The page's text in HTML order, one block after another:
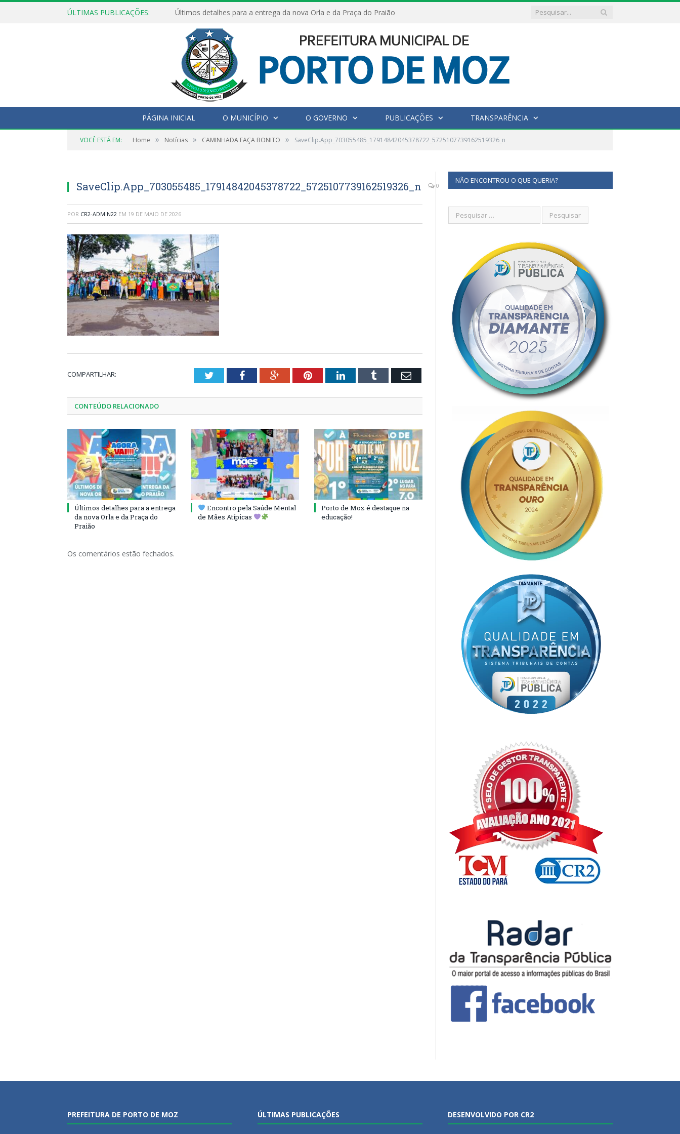
ÚLTIMAS PUBLICAÇÕES: Últimos detalhes para a entrega da nova Orla e da Praça do Praião
PÁGINA INICIAL O MUNICÍPIO O GOVERNO PUBLICAÇÕES TRANSPARÊNCIA
VOCÊ ESTÁ EM: Home » Notícias » CAMINHADA FAÇA BONITO » SaveClip.App_703055485_17914842045378722_5725107739162519326_n
SaveClip.App_703055485_17914842045378722_5725107739162519326_n 0
POR CR2-ADMIN22 EM 19 DE MAIO DE 2026
COMPARTILHAR: TwitterFacebookGoogle+PinterestLinkedInTumblr Email
CONTEÚDO RELACIONADO
Últimos detalhes para a entrega
da nova Orla e da Praça do
Praião
Encontro pela Saúde Mental
de Mães Atípicas
Porto de Moz é destaque na
educação!
Os comentários estão fechados.
NÃO ENCONTROU O QUE QUERIA?
PREFEITURA DE PORTO DE MOZ ÚLTIMAS PUBLICAÇÕES DESENVOLVIDO POR CR2